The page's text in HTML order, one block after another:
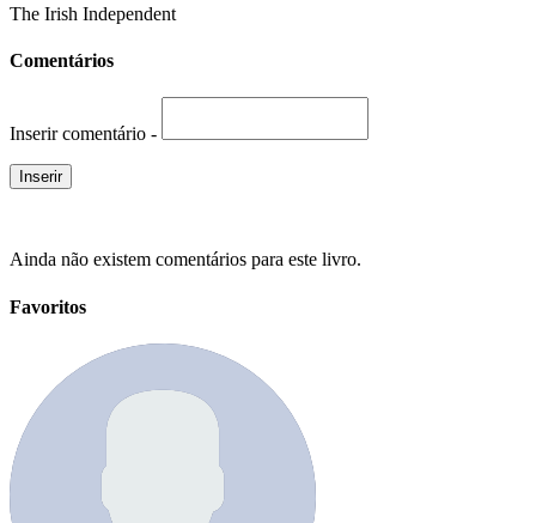
The Irish Independent
Comentários
Inserir comentário -
Ainda não existem comentários para este livro.
Favoritos